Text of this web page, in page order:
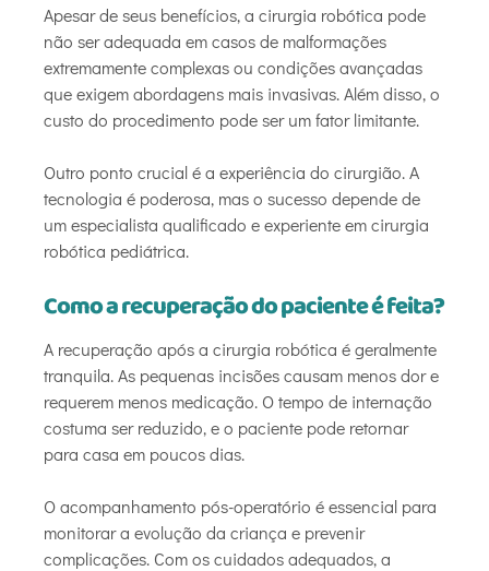
Apesar de seus benefícios, a cirurgia robótica pode
não ser adequada em casos de malformações
extremamente complexas ou condições avançadas
que exigem abordagens mais invasivas. Além disso, o
custo do procedimento pode ser um fator limitante.
Outro ponto crucial é a experiência do cirurgião. A
tecnologia é poderosa, mas o sucesso depende de
um especialista qualificado e experiente em cirurgia
robótica pediátrica.
Como a recuperação do paciente é feita?
A recuperação após a cirurgia robótica é geralmente
tranquila. As pequenas incisões causam menos dor e
requerem menos medicação. O tempo de internação
costuma ser reduzido, e o paciente pode retornar
para casa em poucos dias.
O acompanhamento pós-operatório é essencial para
monitorar a evolução da criança e prevenir
complicações. Com os cuidados adequados, a